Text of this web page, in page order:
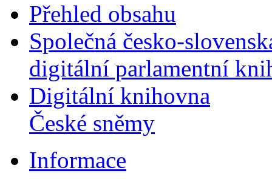
Přehled obsahu
Společná česko-
digitální parlamentní
Digitální knihovna
České sněmy
Informace